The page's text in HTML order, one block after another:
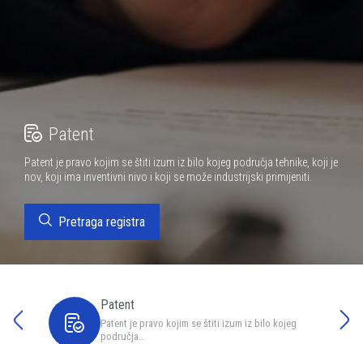
Patent
Patent je pravo kojim se štiti izum iz bilo kojeg područja tehnike, koji je
nov, koji ima inventivni nivo i koji se može industrijski primijeniti.
Pretraga registra
Patent
Patent je pravo kojim se štiti izum iz bilo kojeg
područja…